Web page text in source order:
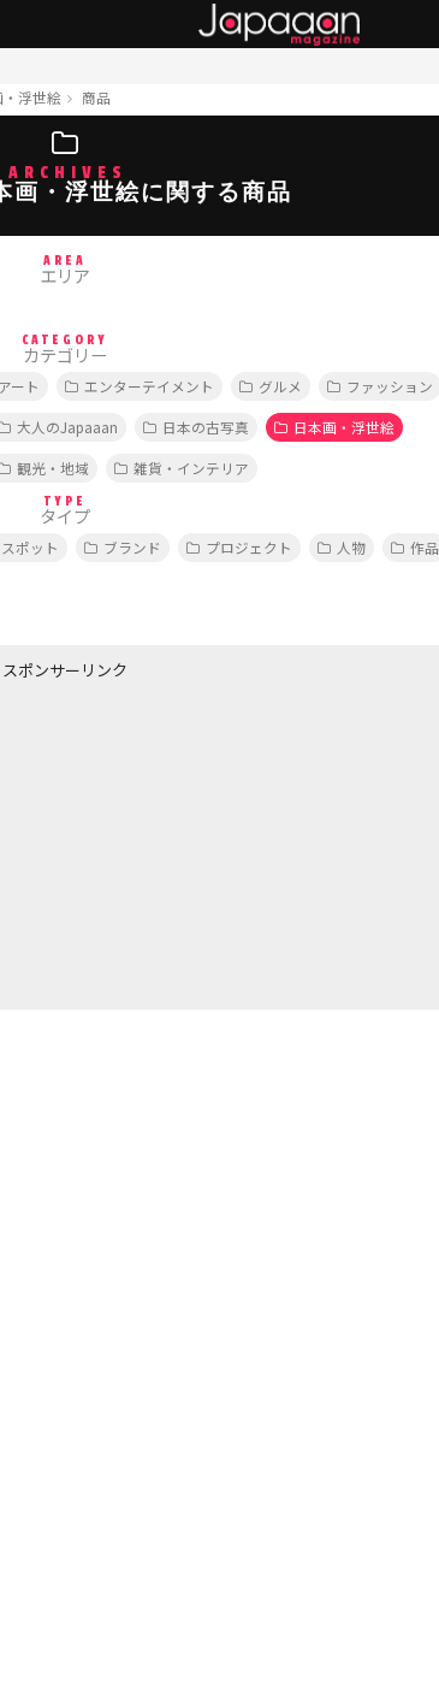
浮世絵 商品
ARCHIVES
画・浮世絵に関する商品
AREA
エリア
CATEGORY
カテゴリー
アート エンターテイメント グルメ
ファッション
大人のJapaaan 日本の古写真
日本画・浮世絵
観光・地域 雑貨・インテリア
TYPE
タイプ
スポット ブランド プロジェクト 人物
作品
スポンサーリンク